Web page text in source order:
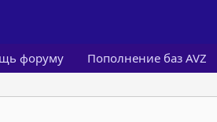
форуму Пополнение баз AVZ